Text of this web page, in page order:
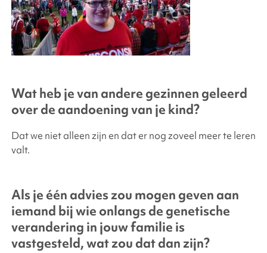
Wat heb je van andere gezinnen geleerd
over de aandoening van je kind?
Dat we niet alleen zijn en dat er nog zoveel meer te leren
valt.
Als je één advies zou mogen geven aan
iemand bij wie onlangs de genetische
verandering in jouw familie is
vastgesteld, wat zou dat dan zijn?